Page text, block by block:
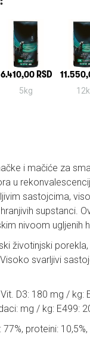
6.410,00 RSD
5kg
i mačiće za
u
sastojcima,
supstanci.
nivoom ugljenih
životinjski
svarljivi
D3: 180 mg / kg:
mg / kg: E499:
77%, proteini: